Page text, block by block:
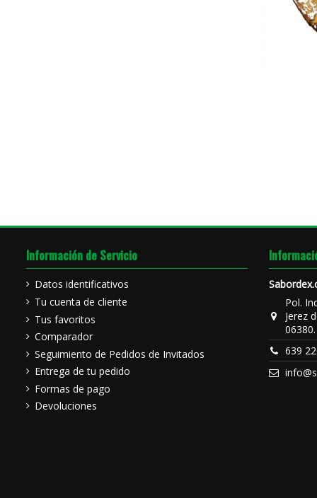
Información de Servicio
Datos identificativos
Tu cuenta de cliente
Tus favoritos
Comparador
Seguimiento de Pedidos de Invitados
Entrega de tu pedido
Formas de pago
Devoluciones
Pol.
Jerez
639